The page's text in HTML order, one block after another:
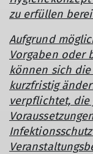
zu erfüllen
Aufgrund
Vorgaben oder
können sich
kurzfristig
verpflichtet, die